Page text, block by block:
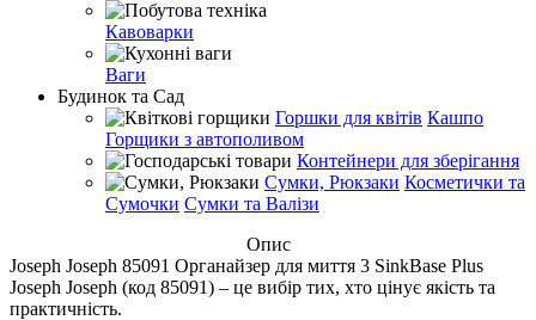
Кавоварки
Ваги
Будинок та Сад
Горшки для квітів Кашпо
Горщики з автополивом
Контейнери для зберігання
Сумки, Рюкзаки Косметички та
Сумочки Сумки та Валізи
Опис
Joseph Joseph 85091 Органайзер для миття 3 SinkBase Plus
Joseph Joseph (код 85091) – це вибір тих, хто цінує якість та
практичність.